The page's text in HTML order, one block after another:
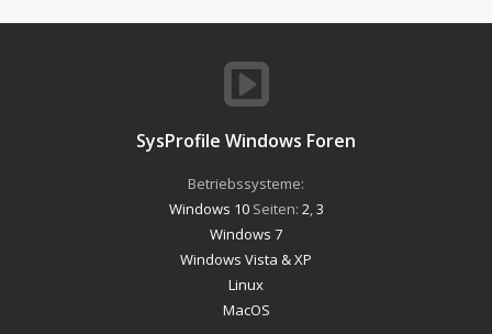
SysProfile Windows Foren
Betriebssysteme:
Windows 10Seiten: 2 3
Windows 7
Windows Vista & XP
Linux
MacOS